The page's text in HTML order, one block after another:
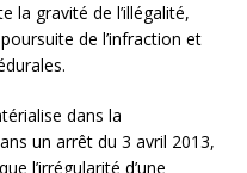
la gravité de l’illégalité,
de l’infraction et
dans la
un arrêt du 3 avril 2013,
l’irrégularité d’une